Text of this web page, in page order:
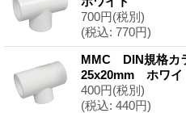
700円(税別)
(税込: 770円)
MMC DIN規格カ
25x20mm ホワイ
400円(税別)
(税込: 440円)